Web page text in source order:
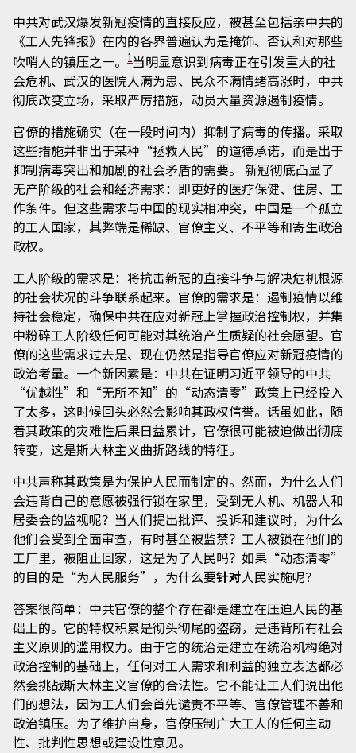
中共对武汉爆发新冠疫情的直接反应，被甚至包括亲中共的
《工人先锋报》在内的各界普遍认为是掩饰、否认和对那些
吹哨人的镇压之一。 1当明显意识到病毒正在引发重大的社
会危机、武汉的医院人满为患、民众不满情绪高涨时，中共
彻底改变立场，采取严厉措施，动员大量资源遏制疫情。
官僚的措施确实（在一段时间内）抑制了病毒的传播。采取
这些措施并非出于某种“拯救人民”的道德承诺，而是出于
抑制病毒突出和加剧的社会矛盾的需要。 新冠彻底凸显了
无产阶级的社会和经济需求：即更好的医疗保健、住房、工
作条件。但这些需求与中国的现实相冲突，中国是一个孤立
的工人国家，其弊端是稀缺、官僚主义、不平等和寄生政治
政权。
工人阶级的需求是：将抗击新冠的直接斗争与解决危机根源
的社会状况的斗争联系起来。官僚的需求是：遏制疫情以维
持社会稳定，确保中共在应对新冠上掌握政治控制权，并集
中粉碎工人阶级任何可能对其统治产生质疑的社会愿望。官
僚的这些需求过去是、现在仍然是指导官僚应对新冠疫情的
政治考量。一个新因素是：中共在证明习近平领导的中共
“优越性”和“无所不知”的“动态清零”政策上已经投入
了太多，这时候回头必然会影响其政权信誉。话虽如此，随
着其政策的灾难性后果日益累计，官僚很可能被迫做出彻底
转变，这是斯大林主义曲折路线的特征。
中共声称其政策是为保护人民而制定的。然而，为什么人们
会违背自己的意愿被强行锁在家里，受到无人机、机器人和
居委会的监视呢？当人们提出批评、投诉和建议时，为什么
他们会受到全面审查，有时甚至被监禁？工人被锁在他们的
工厂里，被阻止回家，这是为了人民吗？如果“动态清零”
的目的是“为人民服务”，为什么要针对人民实施呢？
答案很简单：中共官僚的整个存在都是建立在压迫人民的基
础上的。它的特权积累是彻头彻尾的盗窃，是违背所有社会
主义原则的滥用权力。由于它的统治是建立在统治机构绝对
政治控制的基础上，任何对工人需求和利益的独立表达都必
然会挑战斯大林主义官僚的合法性。它不能让工人们说出他
们的想法，因为工人们会首先谴责不平等、官僚管理不善和
政治镇压。为了维护自身，官僚压制广大工人的任何主动
性、批判性思想或建设性意见。